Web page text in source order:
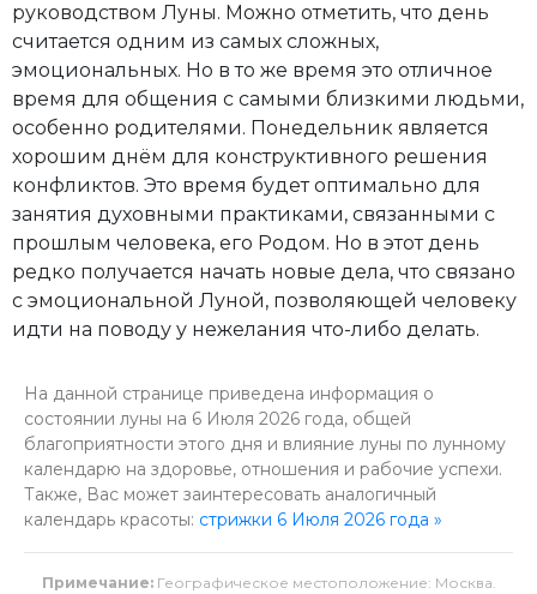
руководством Луны. Можно отметить, что день
считается одним из самых сложных,
эмоциональных. Но в то же время это отличное
время для общения с самыми близкими людьми,
особенно родителями. Понедельник является
хорошим днём для конструктивного решения
конфликтов. Это время будет оптимально для
занятия духовными практиками, связанными с
прошлым человека, его Родом. Но в этот день
редко получается начать новые дела, что связано
с эмоциональной Луной, позволяющей человеку
идти на поводу у нежелания что-либо делать.
На данной странице приведена информация о
состоянии луны на 6 Июля 2026 года, общей
благоприятности этого дня и влияние луны по лунному
календарю на здоровье, отношения и рабочие успехи.
Также, Вас может заинтересовать аналогичный
календарь красоты: стрижки 6 Июля 2026 года »
Примечание: Географическое местоположение: Москва.